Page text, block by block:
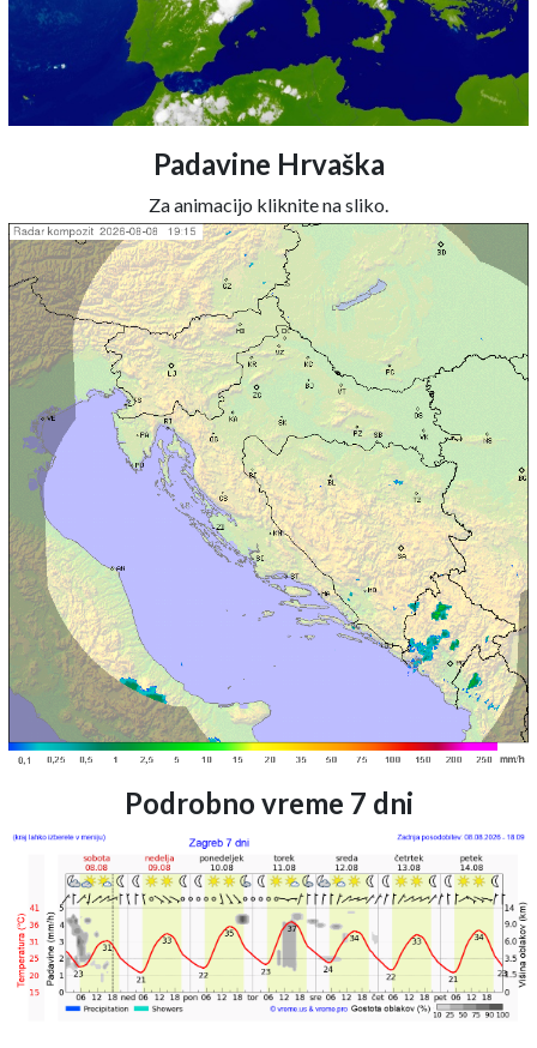
Padavine Hrvaška
Za animacijo kliknite na sliko.
Podrobno vreme 7 dni